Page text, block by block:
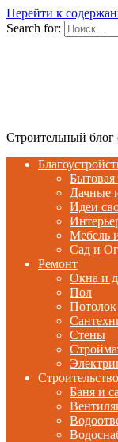
Перейти к
Search for:
Строительный блог
Бытовая
Дачные
Идеи
Мебель
Сад и
Ремонт
Окна и
Пол
Потолок
Стены
Баня и